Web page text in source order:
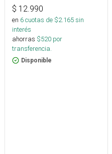
$ 12.990
en 6cuotas de $2.165sin
interés
ahorras $520 por
transferencia.
Disponible